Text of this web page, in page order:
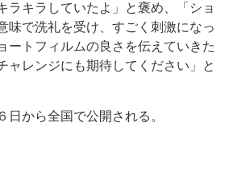
ラキラしていたよ」と褒め、「ショ
味で洗礼を受け、すごく刺激になっ
ートフィルムの良さを伝えていきた
ャレンジにも期待してください」と
から全国で公開される。